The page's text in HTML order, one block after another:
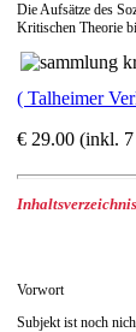
Die Aufsätze des
Kritischen Theorie
( Talheimer
€ 29.00 (inkl.
Inhaltsverzeichnis
Vorwort
Subjekt ist noch